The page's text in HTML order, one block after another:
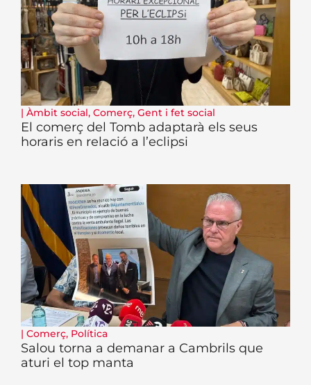
| Àmbit social, Comerç, Gent i fet social
El comerç del Tomb adaptarà els seus
horaris en relació a l’eclipsi
| Comerç, Política
Salou torna a demanar a Cambrils que
aturi el top manta